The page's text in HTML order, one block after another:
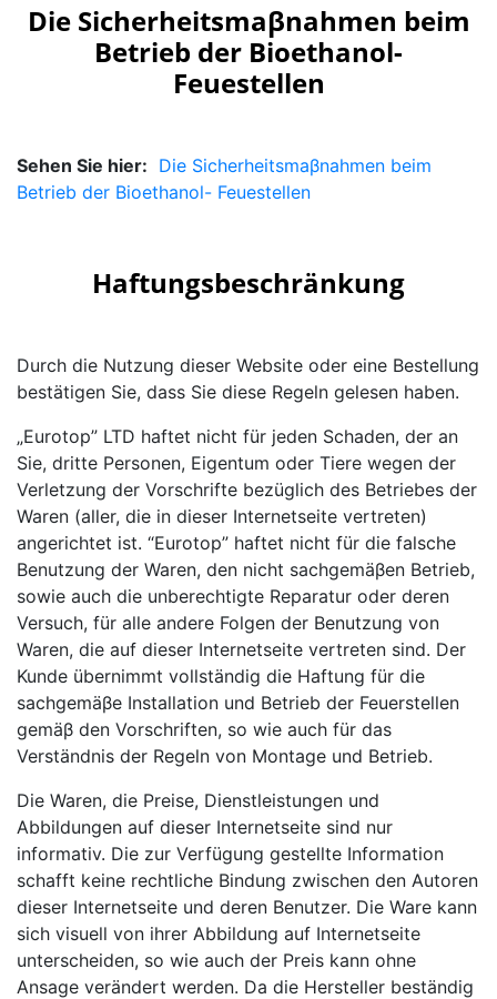
Die Sicherheitsmaβnahmen beim
Betrieb der Bioethanol-
Feuestellen
Sehen Sie hier: Die Sicherheitsmaβnahmen beim
Betrieb der Bioethanol- Feuestellen
Haftungsbeschränkung
Durch die Nutzung dieser Website oder eine Bestellung
bestätigen Sie, dass Sie diese Regeln gelesen haben.
„Eurotop” LTD haftet nicht für jeden Schaden, der an
Sie, dritte Personen, Eigentum oder Tiere wegen der
Verletzung der Vorschrifte bezüglich des Betriebes der
Waren (aller, die in dieser Internetseite vertreten)
angerichtet ist. “Eurotop” haftet nicht für die falsche
Benutzung der Waren, den nicht sachgemäβen Betrieb,
sowie auch die unberechtigte Reparatur oder deren
Versuch, für alle andere Folgen der Benutzung von
Waren, die auf dieser Internetseite vertreten sind. Der
Kunde übernimmt vollständig die Haftung für die
sachgemäβe Installation und Betrieb der Feuerstellen
gemäβ den Vorschriften, so wie auch für das
Verständnis der Regeln von Montage und Betrieb.
Die Waren, die Preise, Dienstleistungen und
Abbildungen auf dieser Internetseite sind nur
informativ. Die zur Verfügung gestellte Information
schafft keine rechtliche Bindung zwischen den Autoren
dieser Internetseite und deren Benutzer. Die Ware kann
sich visuell von ihrer Abbildung auf Internetseite
unterscheiden, so wie auch der Preis kann ohne
Ansage verändert werden. Da die Hersteller beständig